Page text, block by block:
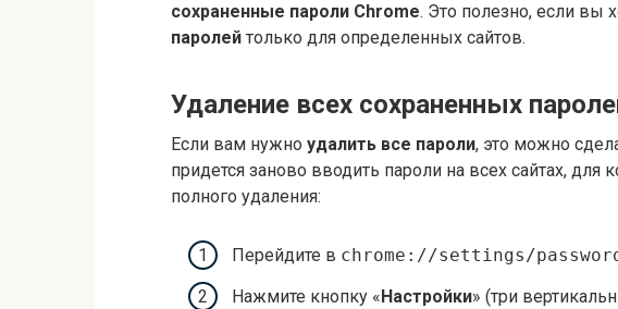
сохраненные пароли Chrome. Это полезно, если вы
паролей только для определенных сайтов.
Удаление всех сохраненных
Если вам нужно удалить все пароли, это можно
придется заново вводить пароли на всех сайтах, для
полного удаления:
Перейдите в chrome://settings/
Нажмите кнопку «Настройки» (три